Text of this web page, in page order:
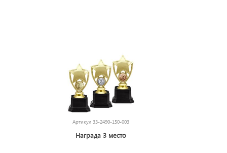
Артикул 33-2490-150-003
Награда 3 место